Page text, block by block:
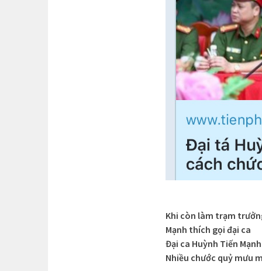
Khi còn làm trạm
Mạnh thích gọi đại ca
Đại ca Huỳnh Tiến Mạnh
Nhiều chước quỷ mưu